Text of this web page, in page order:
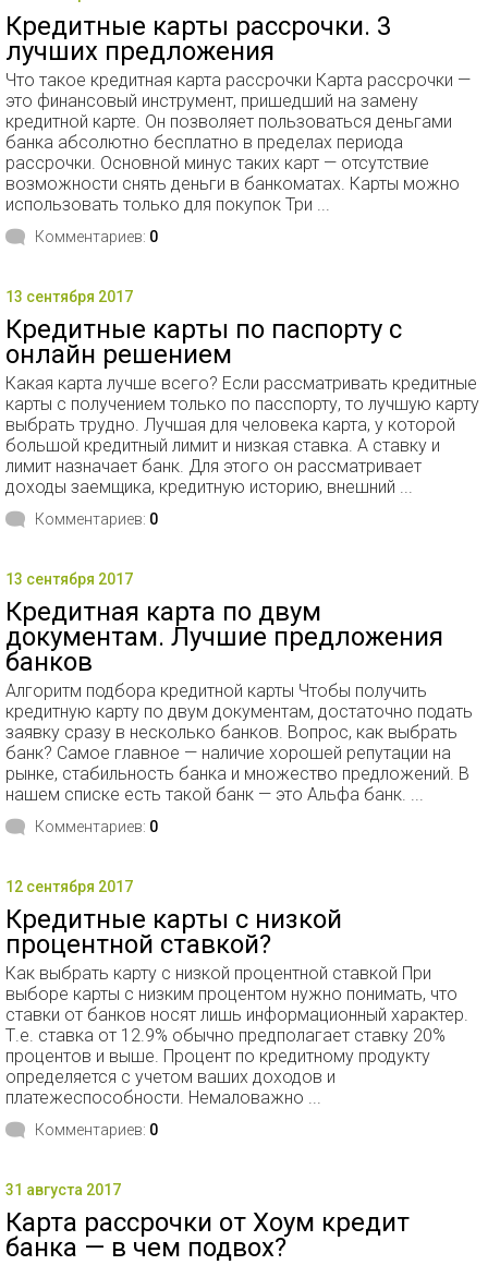
Кредитные карты рассрочки. 3
лучших предложения
Что такое кредитная карта рассрочки Карта рассрочки —
это финансовый инструмент, пришедший на замену
кредитной карте. Он позволяет пользоваться деньгами
банка абсолютно бесплатно в пределах периода
рассрочки. Основной минус таких карт — отсутствие
возможности снять деньги в банкоматах. Карты можно
использовать только для покупок Три ...
Комментариев: 0
13 сентября 2017
Кредитные карты по паспорту с
онлайн решением
Какая карта лучше всего? Если рассматривать кредитные
карты с получением только по пасспорту, то лучшую карту
выбрать трудно. Лучшая для человека карта, у которой
большой кредитный лимит и низкая ставка. А ставку и
лимит назначает банк. Для этого он рассматривает
доходы заемщика, кредитную историю, внешний ...
Комментариев: 0
13 сентября 2017
Кредитная карта по двум
документам. Лучшие предложения
банков
Алгоритм подбора кредитной карты Чтобы получить
кредитную карту по двум документам, достаточно подать
заявку сразу в несколько банков. Вопрос, как выбрать
банк? Самое главное — наличие хорошей репутации на
рынке, стабильность банка и множество предложений. В
нашем списке есть такой банк — это Альфа банк. ...
Комментариев: 0
12 сентября 2017
Кредитные карты с низкой
процентной ставкой?
Как выбрать карту с низкой процентной ставкой При
выборе карты с низким процентом нужно понимать, что
ставки от банков носят лишь информационный характер.
Т.е. ставка от 12.9% обычно предполагает ставку 20%
процентов и выше. Процент по кредитному продукту
определяется с учетом ваших доходов и
платежеспособности. Немаловажно ...
Комментариев: 0
31 августа 2017
Карта рассрочки от Хоум кредит
банка — в чем подвох?